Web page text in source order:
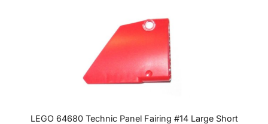
LEGO 64680 Technic Panel Fairing #14 Large Short